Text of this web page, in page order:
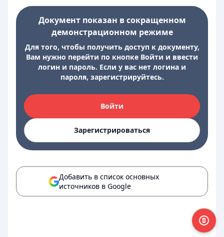
Документ показан в сокращенном
демонстрационном режиме
Для того, чтобы получить доступ к документу,
Вам нужно перейти по кнопке Войти и ввести
логин и пароль. Если у вас нет логина и
пароля, зарегистрируйтесь.
Войти
Зарегистрироваться
Добавить в список основных
источников в Google